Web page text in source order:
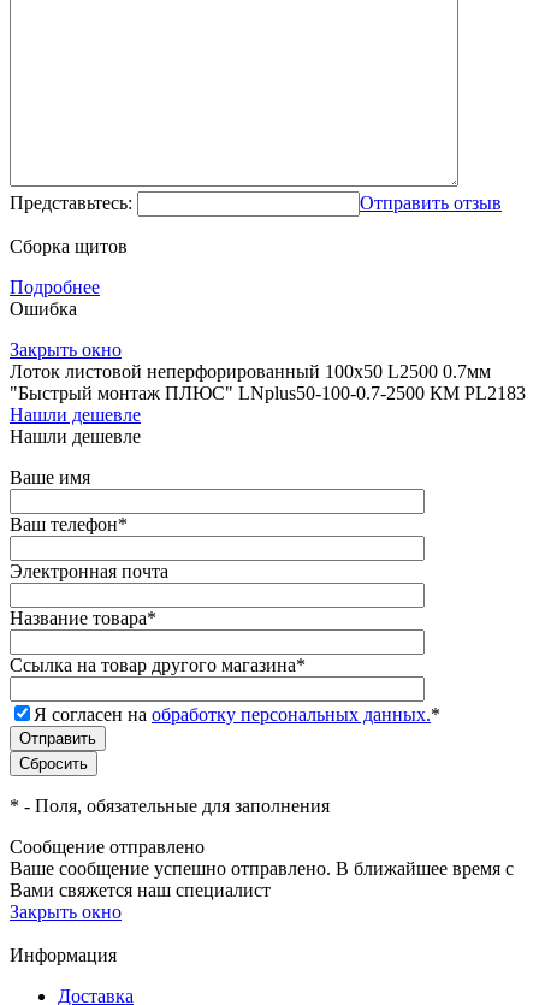
Представьтесь: Отправить отзыв
Сборка щитов
Подробнее
Ошибка
Закрыть окно
Лоток листовой неперфорированный 100х50 L2500 0.7мм
"Быстрый монтаж ПЛЮС" LNplus50-100-0.7-2500 КМ PL2183
Нашли дешевле
Нашли дешевле
Ваше имя
Ваш телефон*
Электронная почта
Название товара*
Ссылка на товар другого магазина*
Я согласен на обработку персональных данных.*
* - Поля, обязательные для заполнения
Сообщение отправлено
Ваше сообщение успешно отправлено. В ближайшее время с
Вами свяжется наш специалист
Закрыть окно
Информация
Доставка